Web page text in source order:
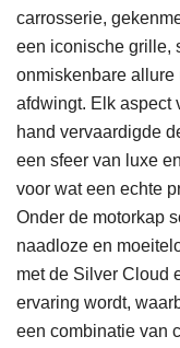
carrosserie,
een iconische grille,
onmiskenbare
afdwingt. Elk aspect
hand vervaardigde
een sfeer van luxe
voor wat een echte
Onder de motorkap
naadloze en
met de Silver Cloud
ervaring wordt,
een combinatie van